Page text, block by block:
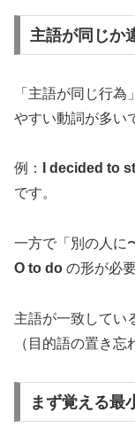
主語が同じか
「主語が同じ行為
やすい動詞が多い
例： I decided to
です。
一方で「別の人に
O to do の形が必
主語が一致してい
（目的語の置き忘
まず覚える最